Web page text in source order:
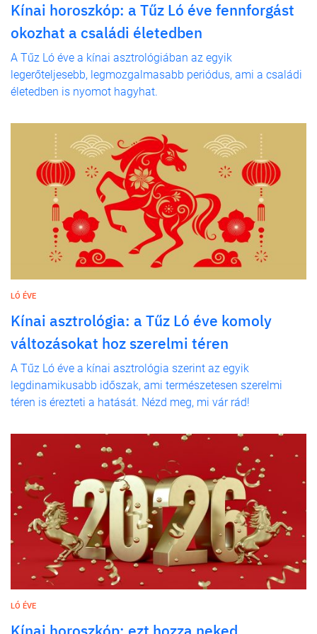
Kínai horoszkóp: a Tűz Ló éve fennforgást
okozhat a családi életedben
A Tűz Ló éve a kínai asztrológiában az egyik
legerőteljesebb, legmozgalmasabb periódus, ami a családi
életedben is nyomot hagyhat.
LÓ ÉVE
Kínai asztrológia: a Tűz Ló éve komoly
változásokat hoz szerelmi téren
A Tűz Ló éve a kínai asztrológia szerint az egyik
legdinamikusabb időszak, ami természetesen szerelmi
téren is érezteti a hatását. Nézd meg, mi vár rád!
LÓ ÉVE